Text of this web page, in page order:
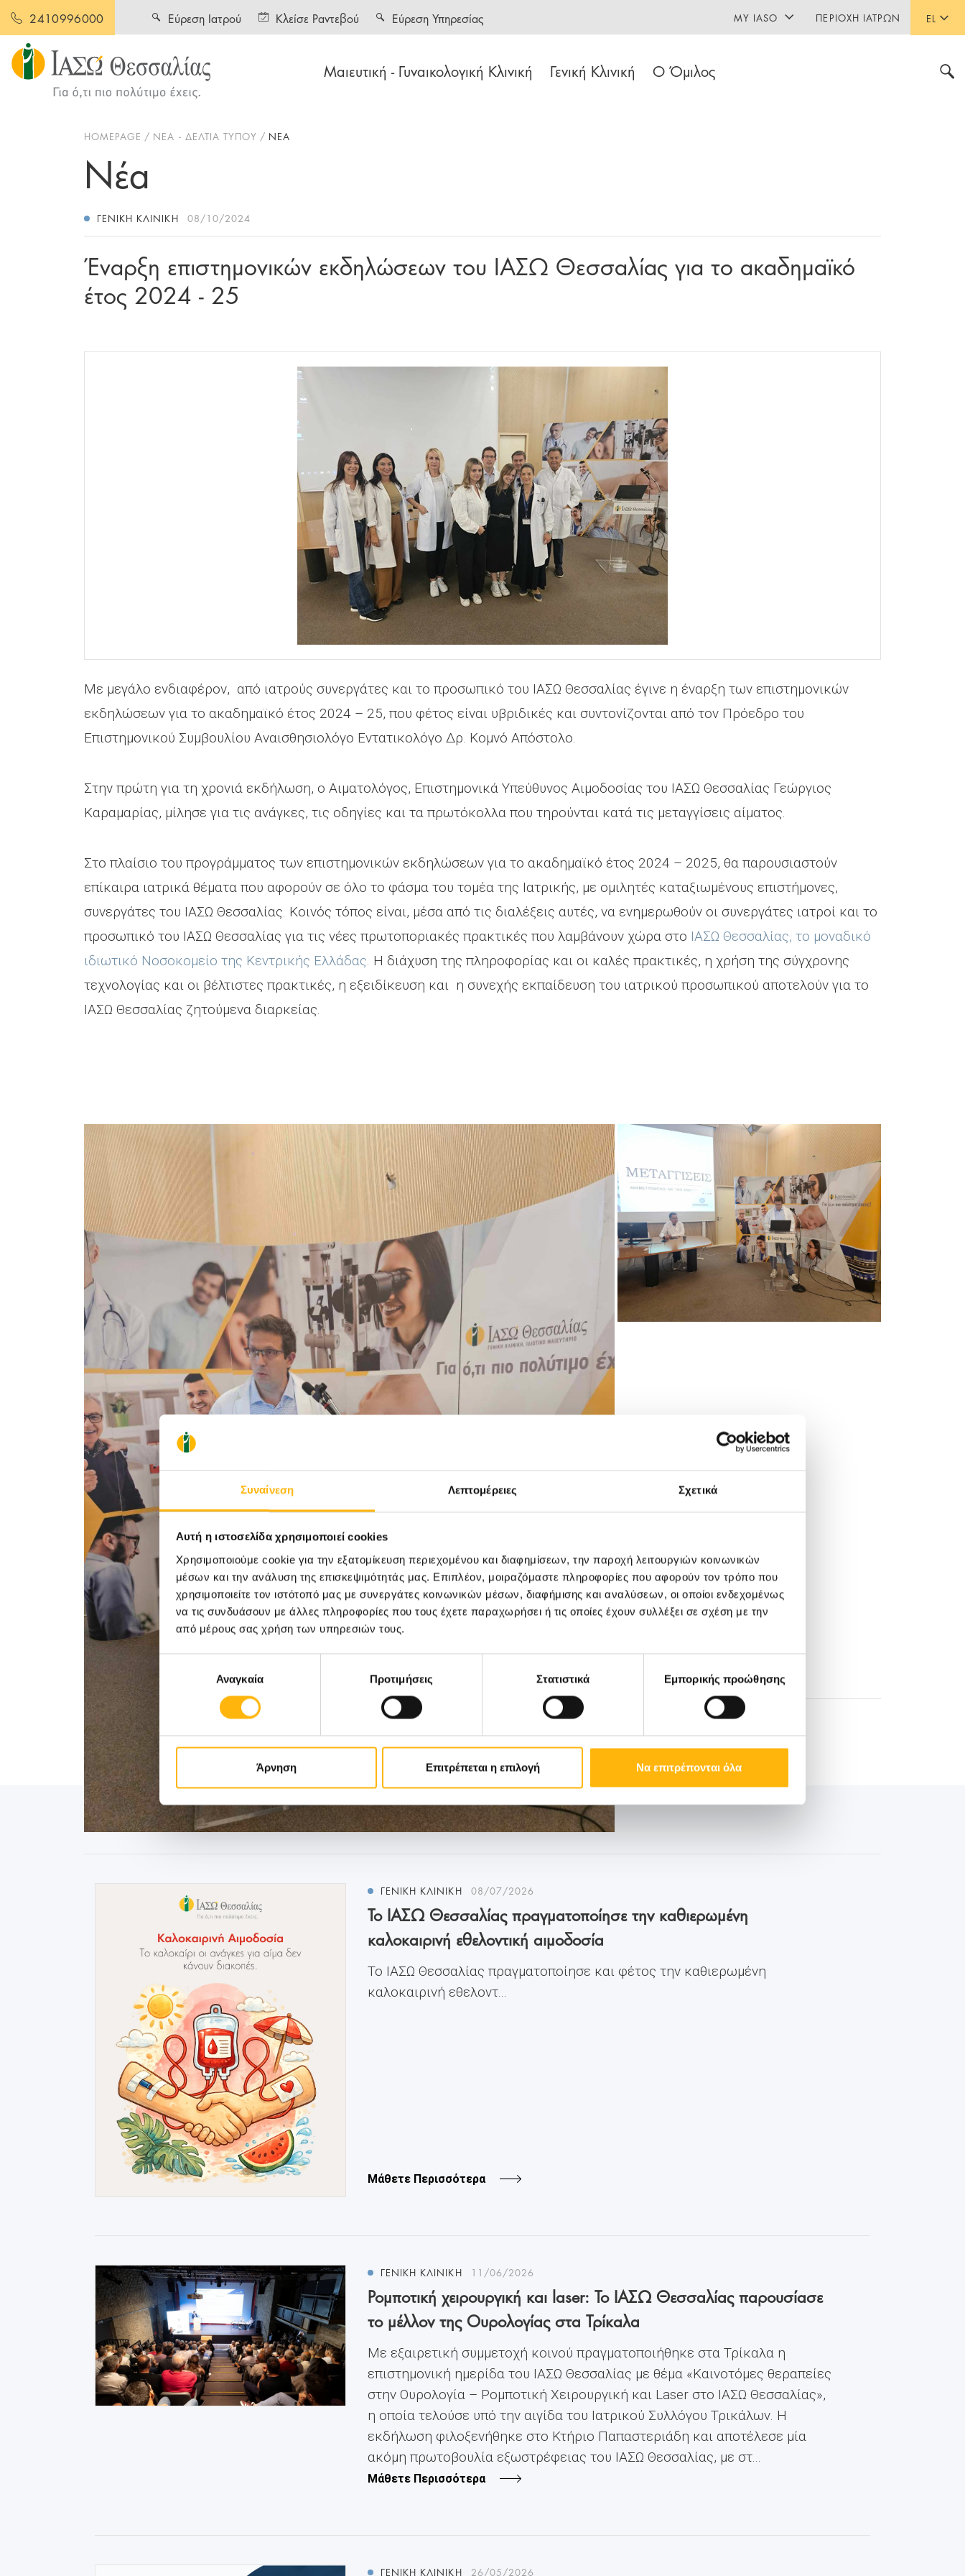
Συναίνεση Λεπτομέρειες Σχετικά
Αυτή η ιστοσελίδα χρησιμοποιεί cookies
Χρησιμοποιούμε cookie για την εξατομίκευση περιεχομένου και διαφημίσεων, την παροχή λειτουργιών κοινωνικών
μέσων και την ανάλυση της επισκεψιμότητάς μας. Επιπλέον, μοιραζόμαστε πληροφορίες που αφορούν τον τρόπο που
χρησιμοποιείτε τον ιστότοπό μας με συνεργάτες κοινωνικών μέσων, διαφήμισης και αναλύσεων, οι οποίοι ενδεχομένως
να τις συνδυάσουν με άλλες πληροφορίες που τους έχετε παραχωρήσει ή τις οποίες έχουν συλλέξει σε σχέση με την
από μέρους σας χρήση των υπηρεσιών τους.
συγκατάθεσηςΑναγκαία Προτιμήσεις Στατιστικά Εμπορικής προώθησης
Άρνηση Επιτρέπεται η επιλογή Να επιτρέπονται όλα
2410996000 EL
Μαιευτική - Γυναικολογική Κλινική Γενική Κλινική Ο Όμιλος
Εύρεση Ιατρού Κλείσε Ραντεβού Εύρεση Υπηρεσίας MY IASO ΠΕΡΙΟΧΉ ΙΑΤΡΏΝ
HOMEPAGE ΝΕΑ - ΔΕΛΤΙΑ ΤΥΠΟΥ ΝΕΑ
Νέα
ΓΕΝΙΚΉ ΚΛΙΝΙΚΉ 08/10/2024
Έναρξη επιστημονικών εκδηλώσεων του ΙΑΣΩ Θεσσαλίας για το ακαδημαϊκό
έτος 2024 - 25
Με μεγάλο ενδιαφέρον, από ιατρούς συνεργάτες και το προσωπικό του ΙΑΣΩ Θεσσαλίας έγινε η έναρξη των επιστημονικών
εκδηλώσεων για το ακαδημαϊκό έτος 2024 – 25, που φέτος είναι υβριδικές και συντονίζονται από τον Πρόεδρο του
Επιστημονικού Συμβουλίου Αναισθησιολόγο Εντατικολόγο Δρ. Κομνό Απόστολο.
Στην πρώτη για τη χρονιά εκδήλωση, ο Αιματολόγος, Επιστημονικά Υπεύθυνος Αιμοδοσίας του ΙΑΣΩ Θεσσαλίας Γεώργιος
Καραμαρίας, μίλησε για τις ανάγκες, τις οδηγίες και τα πρωτόκολλα που τηρούνται κατά τις μεταγγίσεις αίματος.
Στο πλαίσιο του προγράμματος των επιστημονικών εκδηλώσεων για το ακαδημαϊκό έτος 2024 – 2025, θα παρουσιαστούν
επίκαιρα ιατρικά θέματα που αφορούν σε όλο το φάσμα του τομέα της Ιατρικής, με ομιλητές καταξιωμένους επιστήμονες,
συνεργάτες του ΙΑΣΩ Θεσσαλίας. Κοινός τόπος είναι, μέσα από τις διαλέξεις αυτές, να ενημερωθούν οι συνεργάτες ιατροί και το
προσωπικό του ΙΑΣΩ Θεσσαλίας για τις νέες πρωτοποριακές πρακτικές που λαμβάνουν χώρα στο ΙΑΣΩ Θεσσαλίας, το μοναδικό
ιδιωτικό Νοσοκομείο της Κεντρικής Ελλάδας. Η διάχυση της πληροφορίας και οι καλές πρακτικές, η χρήση της σύγχρονης
τεχνολογίας και οι βέλτιστες πρακτικές, η εξειδίκευση και η συνεχής εκπαίδευση του ιατρικού προσωπικού αποτελούν για το
ΙΑΣΩ Θεσσαλίας ζητούμενα διαρκείας.
ΔΕΙΤΕ ΕΠΙΣΗΣ:
ΓΕΝΙΚΗ ΚΛΙΝΙΚΗ 08/07/2026
Το ΙΑΣΩ Θεσσαλίας πραγματοποίησε την καθιερωμένη
καλοκαιρινή εθελοντική αιμοδοσία
Το ΙΑΣΩ Θεσσαλίας πραγματοποίησε και φέτος την καθιερωμένη
καλοκαιρινή εθελοντ...
Μάθετε Περισσότερα
ΓΕΝΙΚΗ ΚΛΙΝΙΚΗ 11/06/2026
Ρομποτική χειρουργική και laser: Το ΙΑΣΩ Θεσσαλίας παρουσίασε
το μέλλον της Ουρολογίας στα Τρίκαλα
Με εξαιρετική συμμετοχή κοινού πραγματοποιήθηκε στα Τρίκαλα η
επιστημονική ημερίδα του ΙΑΣΩ Θεσσαλίας με θέμα «Καινοτόμες θεραπείες
στην Ουρολογία – Ρομποτική Χειρουργική και Laser στο ΙΑΣΩ Θεσσαλίας»,
η οποία τελούσε υπό την αιγίδα του Ιατρικού Συλλόγου Τρικάλων. Η
εκδήλωση φιλοξενήθηκε στο Κτήριο Παπαστεριάδη και αποτέλεσε μία
ακόμη πρωτοβουλία εξωστρέφειας του ΙΑΣΩ Θεσσαλίας, με στ...
Μάθετε Περισσότερα
ΓΕΝΙΚΗ ΚΛΙΝΙΚΗ 26/05/2026